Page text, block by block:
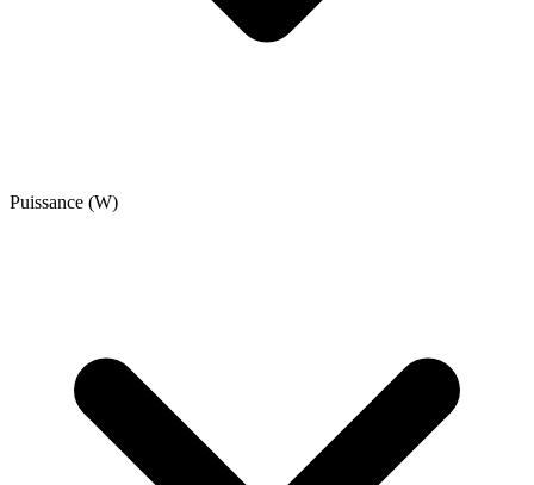
Puissance (W)